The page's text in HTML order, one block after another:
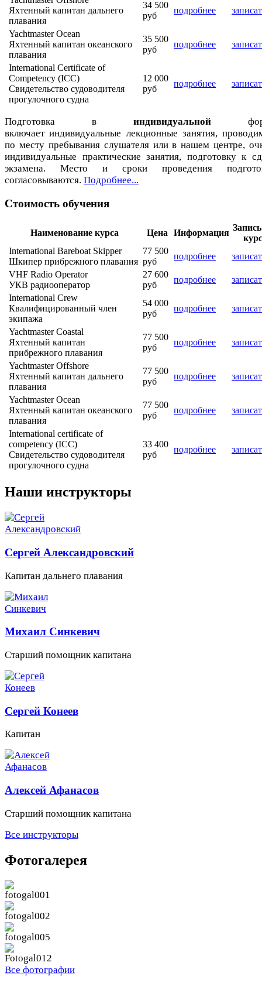
Яхтенный капитан дальнего
плавания
34 500
руб
подробнее
Yachtmaster Ocean
Яхтенный капитан океанского
плавания
35 500
руб
подробнее
International Certificate of
Competency (ICC)
Свидетельство судоводителя
прогулочного судна
12 000
руб
подробнее
Подготовка в индивидуальной
включает индивидуальные лекционные занятия,
по месту пребывания слушателя или в нашем центре,
индивидуальные практические занятия, подготовку к
экзамена. Место и сроки проведения
согласовываются. Подробнее...
Стоимость обучения
Наименование курса Цена Информация
курс
International Bareboat Skipper
Шкипер прибрежного плавания
77 500
руб
подробнее
VHF Radio Operator
УКВ радиооператор
27 600
руб
подробнее
International Crew
Квалифицированный член
экипажа
54 000
руб
подробнее
Yachtmaster Coastal
Яхтенный капитан
прибрежного плавания
77 500
руб
подробнее
Yachtmaster Offshore
Яхтенный капитан дальнего
плавания
77 500
руб
подробнее
Yachtmaster Ocean
Яхтенный капитан океанского
плавания
77 500
руб
подробнее
International certificate of
competency (ICC)
Свидетельство судоводителя
прогулочного судна
33 400
руб
подробнее
Наши инструкторы
Сергей Александровский
Капитан дальнего плавания
Михаил Синкевич
Старший помощник капитана
Сергей Конеев
Капитан
Алексей Афанасов
Старший помощник капитана
Все инструкторы
Фотогалерея
Все фотографии